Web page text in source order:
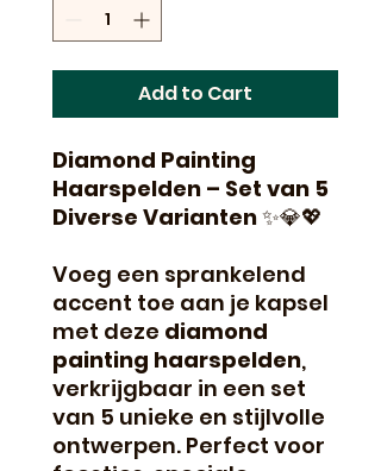
Add to Cart
Diamond Painting
Haarspelden – Set van 5
Diverse Varianten✨💎💖
Voeg een sprankelend
accent toe aan je kapsel
met deze diamond
painting haarspelden,
verkrijgbaar in een set
van 5 unieke en stijlvolle
ontwerpen. Perfect voor